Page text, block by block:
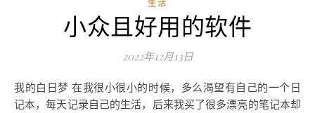
生活
小众且好用的软件
2022年12月13日
我的白日梦 在我很小很小的时候，多么渴望有自己的一个日
记本，每天记录自己的生活，后来我买了很多漂亮的笔记本却